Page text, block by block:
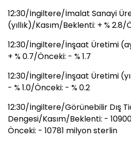
12:30/İngiltere/İmalat Sanayi
(yıllık)/Kasım/Beklenti: + % 2.8/
12:30/İngiltere/İnşaat Üretimi
+ % 0.7/Önceki: - % 1.7
12:30/İngiltere/İnşaat Üretimi
- % 1.0/Önceki: - % 0.2
12:30/İngiltere/Görünebilir Dış
Dengesi/Kasım/Beklenti: -
Önceki: - 10781 milyon sterlin